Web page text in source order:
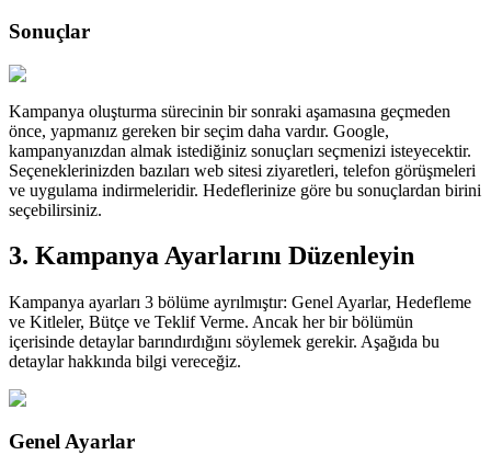
Sonuçlar
Kampanya oluşturma sürecinin bir sonraki aşamasına geçmeden
önce, yapmanız gereken bir seçim daha vardır. Google,
kampanyanızdan almak istediğiniz sonuçları seçmenizi isteyecektir.
Seçeneklerinizden bazıları web sitesi ziyaretleri, telefon görüşmeleri
ve uygulama indirmeleridir. Hedeflerinize göre bu sonuçlardan birini
seçebilirsiniz.
3. Kampanya Ayarlarını Düzenleyin
Kampanya ayarları 3 bölüme ayrılmıştır: Genel Ayarlar, Hedefleme
ve Kitleler, Bütçe ve Teklif Verme. Ancak her bir bölümün
içerisinde detaylar barındırdığını söylemek gerekir. Aşağıda bu
detaylar hakkında bilgi vereceğiz.
Genel Ayarlar